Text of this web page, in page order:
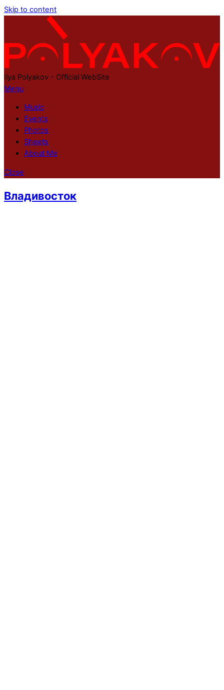
Skip to content
Ilya Polyakov - Official WebSite
Menu
Music
Events
Photos
Sheets
About Me
Close
Владивосток